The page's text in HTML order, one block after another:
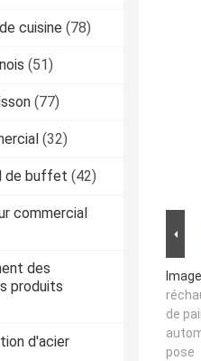
cuisine (78)
(51)
(77)
(32)
de buffet (42)
commercial
des
produits
d'acier
de
pose